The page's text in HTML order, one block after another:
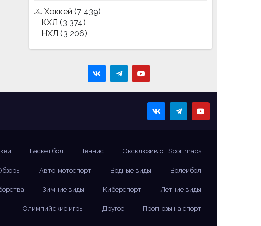
Хоккей (7 439)
КХЛ (3 374)
НХЛ (3 206)
Баскетбол Теннис Эксклюзив от Sportmaps
Авто-мотоспорт Водные виды Волейбол
Зимние виды Киберспорт Летние виды
Олимпийские игры Другое Прогнозы на спорт